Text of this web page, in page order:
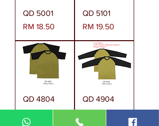
QD 5001
Harga
RM 18.50
QD 5101
Harga
RM 19.50
QD 4804
Harga
RM 28.00
QD 4904
Harga
RM 33.00